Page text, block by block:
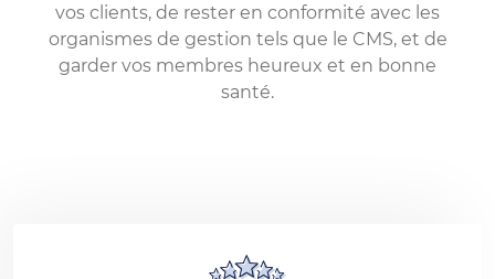
vos clients, de rester en conformité avec les
organismes de gestion tels que le CMS, et de
garder vos membres heureux et en bonne
santé.